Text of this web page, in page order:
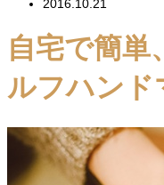
2016.10.21
自宅で簡単
ルフハンド